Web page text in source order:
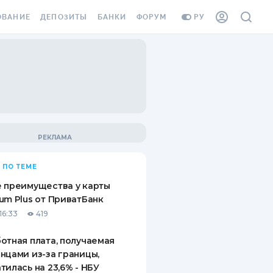
РУ
ВИНЬЕТКА
СОТРУДНИКОВ
ОТ
СЛУЧАЕВ
ДЕПОЗИТЫ
ВОПРОСЫ И ОТВЕТЫ
ПУТЕВОДИТЕЛИ ПО
БАНКИ ФОРУМ
ПО ТЕМЕ
преимущества у карты
Plus от ПриватБанк
419
плата, получаемая
из-за границы,
на 23,6% - НБУ